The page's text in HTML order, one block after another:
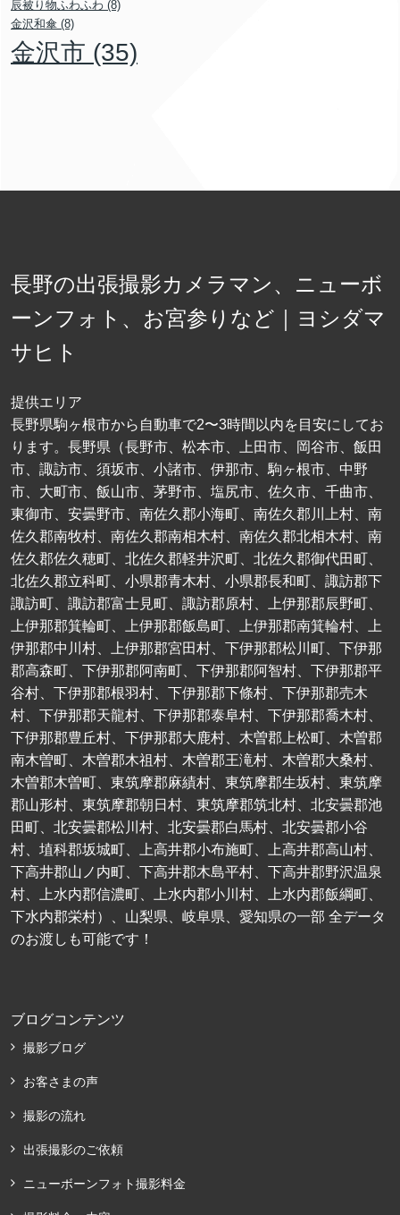
辰被り物ふわふわ (8)
金沢和傘 (8)
金沢市 (35)
長野の出張撮影カメラマン、ニューボ
ーンフォト、お宮参りなど｜ヨシダマ
サヒト
提供エリア
長野県駒ヶ根市から自動車で2〜3時間以内を目安にしてお
ります。長野県（長野市、松本市、上田市、岡谷市、飯田
市、諏訪市、須坂市、小諸市、伊那市、駒ヶ根市、中野
市、大町市、飯山市、茅野市、塩尻市、佐久市、千曲市、
東御市、安曇野市、南佐久郡小海町、南佐久郡川上村、南
佐久郡南牧村、南佐久郡南相木村、南佐久郡北相木村、南
佐久郡佐久穂町、北佐久郡軽井沢町、北佐久郡御代田町、
北佐久郡立科町、小県郡青木村、小県郡長和町、諏訪郡下
諏訪町、諏訪郡富士見町、諏訪郡原村、上伊那郡辰野町、
上伊那郡箕輪町、上伊那郡飯島町、上伊那郡南箕輪村、上
伊那郡中川村、上伊那郡宮田村、下伊那郡松川町、下伊那
郡高森町、下伊那郡阿南町、下伊那郡阿智村、下伊那郡平
谷村、下伊那郡根羽村、下伊那郡下條村、下伊那郡売木
村、下伊那郡天龍村、下伊那郡泰阜村、下伊那郡喬木村、
下伊那郡豊丘村、下伊那郡大鹿村、木曽郡上松町、木曽郡
南木曽町、木曽郡木祖村、木曽郡王滝村、木曽郡大桑村、
木曽郡木曽町、東筑摩郡麻績村、東筑摩郡生坂村、東筑摩
郡山形村、東筑摩郡朝日村、東筑摩郡筑北村、北安曇郡池
田町、北安曇郡松川村、北安曇郡白馬村、北安曇郡小谷
村、埴科郡坂城町、上高井郡小布施町、上高井郡高山村、
下高井郡山ノ内町、下高井郡木島平村、下高井郡野沢温泉
村、上水内郡信濃町、上水内郡小川村、上水内郡飯綱町、
下水内郡栄村）、山梨県、岐阜県、愛知県の一部 全データ
のお渡しも可能です！
ブログコンテンツ
撮影ブログ
お客さまの声
撮影の流れ
出張撮影のご依頼
ニューボーンフォト撮影料金